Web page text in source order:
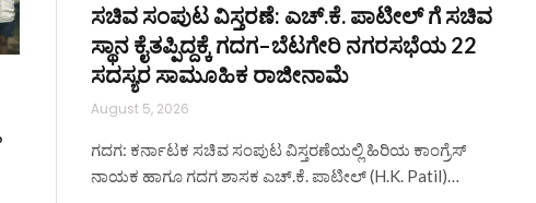
ಸಚಿವ ಸಂಪುಟ ವಿಸ್ತರಣೆ: ಎಚ್.ಕೆ. ಪಾಟೀಲ್ ಗೆ ಸಚಿವ
ಸ್ಥಾನ ಕೈತಪ್ಪಿದ್ದಕ್ಕೆ ಗದಗ–ಬೆಟಗೇರಿ ನಗರಸಭೆಯ 22
ಸದಸ್ಯರ ಸಾಮೂಹಿಕ ರಾಜೀನಾಮೆ
August 5, 2026
ಗದಗ: ಕರ್ನಾಟಕ ಸಚಿವ ಸಂಪುಟ ವಿಸ್ತರಣೆಯಲ್ಲಿ ಹಿರಿಯ ಕಾಂಗ್ರೆಸ್
ನಾಯಕ ಹಾಗೂ ಗದಗ ಶಾಸಕ ಎಚ್.ಕೆ. ಪಾಟೀಲ್ (H.K. Patil)…